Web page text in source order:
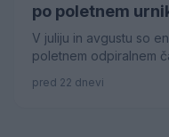
po poletnem
V juliju in avgustu so
poletnem odpiralnem
pred 22 dnevi